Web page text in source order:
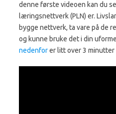
denne første videoen kan du
læringsnettverk (PLN) er.
bygge nettverk, ta vare på de
og kunne bruke det i din
nedenforer litt over 3 minutter